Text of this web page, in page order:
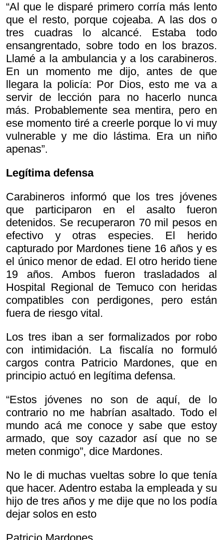
“Al que le disparé primero corría más lento
que el resto, porque cojeaba. A las dos o
tres cuadras lo alcancé. Estaba todo
ensangrentado, sobre todo en los brazos.
Llamé a la ambulancia y a los carabineros.
En un momento me dijo, antes de que
llegara la policía: Por Dios, esto me va a
servir de lección para no hacerlo nunca
más. Probablemente sea mentira, pero en
ese momento tiré a creerle porque lo vi muy
vulnerable y me dio lástima. Era un niño
apenas”.
Legítima defensa
Carabineros informó que los tres jóvenes
que participaron en el asalto fueron
detenidos. Se recuperaron 70 mil pesos en
efectivo y otras especies. El herido
capturado por Mardones tiene 16 años y es
el único menor de edad. El otro herido tiene
19 años. Ambos fueron trasladados al
Hospital Regional de Temuco con heridas
compatibles con perdigones, pero están
fuera de riesgo vital.
Los tres iban a ser formalizados por robo
con intimidación. La fiscalía no formuló
cargos contra Patricio Mardones, que en
principio actuó en legítima defensa.
“Estos jóvenes no son de aquí, de lo
contrario no me habrían asaltado. Todo el
mundo acá me conoce y sabe que estoy
armado, que soy cazador así que no se
meten conmigo”, dice Mardones.
No le di muchas vueltas sobre lo que tenía
que hacer. Adentro estaba la empleada y su
hijo de tres años y me dije que no los podía
dejar solos en esto